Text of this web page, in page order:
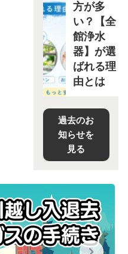
方が多
い？【全
館浄水
器】が選
ばれる理
由とは
過去のお
知らせを
見る